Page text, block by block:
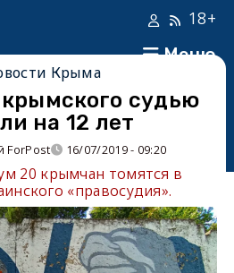
Меню
18+
Крыма
судью
на 12 лет
ForPost 16/07/2019 - 09:20
20 крымчан томятся в
«правосудия».